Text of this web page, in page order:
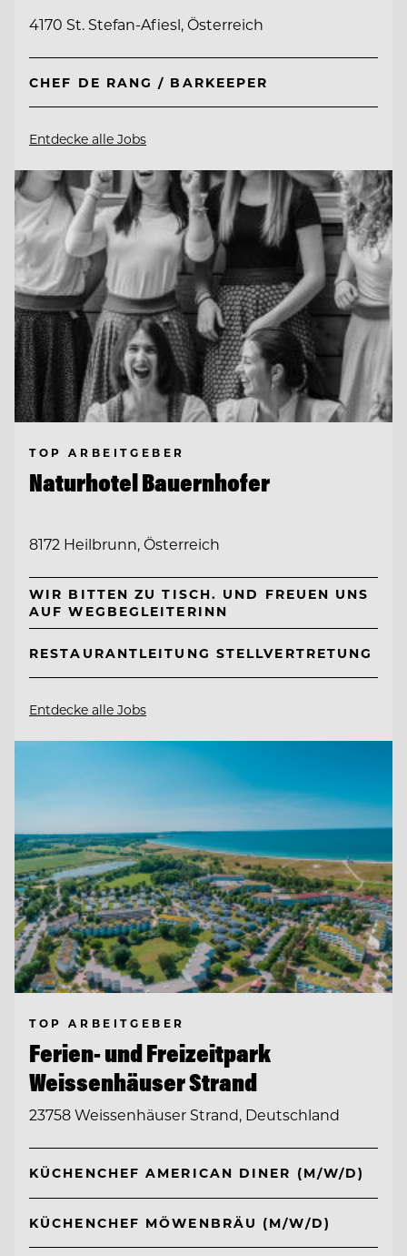
4170 St. Stefan-Afiesl, Österreich
CHEF DE RANG / BARKEEPER
Entdecke alle Jobs
TOP ARBEITGEBER
Naturhotel Bauernhofer
8172 Heilbrunn, Österreich
WIR BITTEN ZU TISCH. UND FREUEN UNS
AUF WEGBEGLEITERINN
RESTAURANTLEITUNG STELLVERTRETUNG
Entdecke alle Jobs
TOP ARBEITGEBER
Ferien- und Freizeitpark
Weissenhäuser Strand
23758 Weissenhäuser Strand, Deutschland
KÜCHENCHEF AMERICAN DINER (M/W/D)
KÜCHENCHEF MÖWENBRÄU (M/W/D)